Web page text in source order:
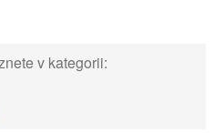
v kategorii: